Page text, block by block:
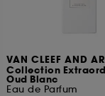
VAN CLEEF AND
Collection
Oud Blanc
Eau de Parfum